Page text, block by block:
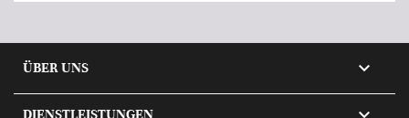
ÜBER UNS 
DIENSTLEISTUNGEN